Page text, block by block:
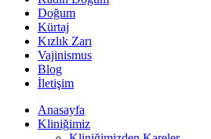
Doğum
Kürtaj
Kızlık Zarı
Vajinismus
Blog
İletişim
Anasayfa
Kliniğimiz